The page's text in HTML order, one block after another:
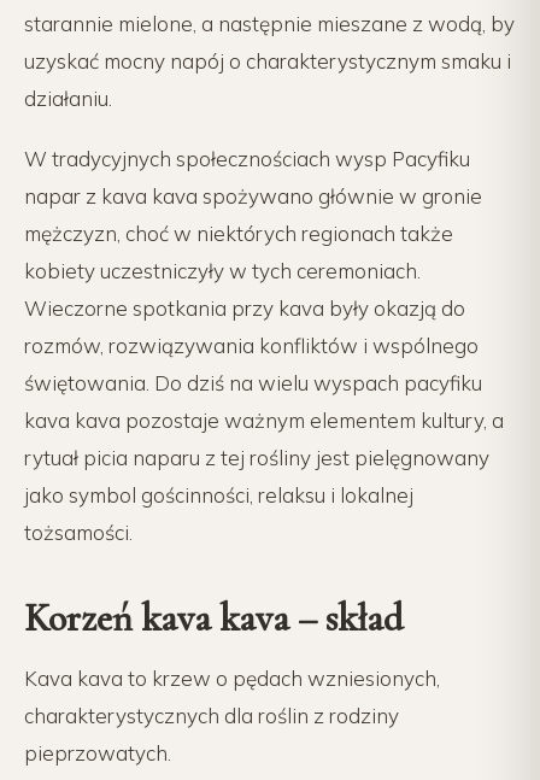
starannie mielone, a następnie mieszane z wodą, by
uzyskać mocny napój o charakterystycznym smaku i
działaniu.
W tradycyjnych społecznościach wysp Pacyfiku
napar z kava kava spożywano głównie w gronie
mężczyzn, choć w niektórych regionach także
kobiety uczestniczyły w tych ceremoniach.
Wieczorne spotkania przy kava były okazją do
rozmów, rozwiązywania konfliktów i wspólnego
świętowania. Do dziś na wielu wyspach pacyfiku
kava kava pozostaje ważnym elementem kultury, a
rytuał picia naparu z tej rośliny jest pielęgnowany
jako symbol gościnności, relaksu i lokalnej
tożsamości.
Korzeń kava kava – skład
Kava kava to krzew o pędach wzniesionych,
charakterystycznych dla roślin z rodziny
pieprzowatych.